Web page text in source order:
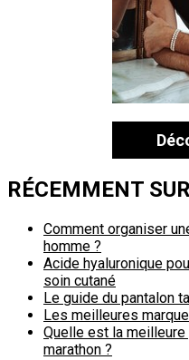
RÉCEMMENT
Comment organiser
homme ?
Acide hyaluronique
soin cutané
Le guide du pantalon
Les meilleures
Quelle est la
marathon ?